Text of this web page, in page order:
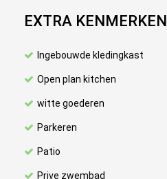
EXTRA KENMERKEN
Ingebouwde kledingkast
Open plan kitchen
witte goederen
Parkeren
Patio
Prive zwembad